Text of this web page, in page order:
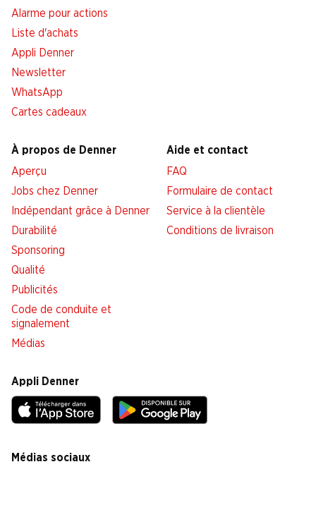
Alarme pour actions
Liste d'achats
Appli Denner
Newsletter
WhatsApp
Cartes cadeaux
À propos de Denner
Aperçu
Jobs chez Denner
Indépendant grâce à Denner
Durabilité
Sponsoring
Qualité
Publicités
Code de conduite et
signalement
Médias
Aide et contact
FAQ
Formulaire de contact
Service à la clientèle
Conditions de livraison
Appli Denner
Médias sociaux